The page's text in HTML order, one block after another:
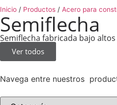
Inicio / Productos / Acero para
Semiflecha
Semiflecha fabricada bajo
Ver todos
Navega entre nuestros